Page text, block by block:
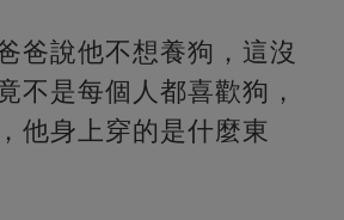
爸說他不想養狗，這沒
不是每個人都喜歡狗，
他身上穿的是什麼東